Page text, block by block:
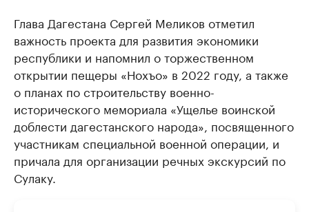
Глава Дагестана Сергей Меликов отметил
важность проекта для развития экономики
республики и напомнил о торжественном
открытии пещеры «Нохъо» в 2022 году, а также
о планах по строительству военно-
исторического мемориала «Ущелье воинской
доблести дагестанского народа», посвященного
участникам специальной военной операции, и
причала для организации речных экскурсий по
Сулаку.